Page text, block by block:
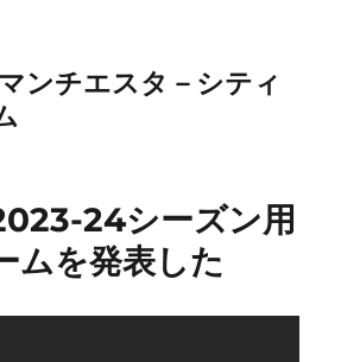
ンチエスタ－シティ
24シーズン用
ムを発表した